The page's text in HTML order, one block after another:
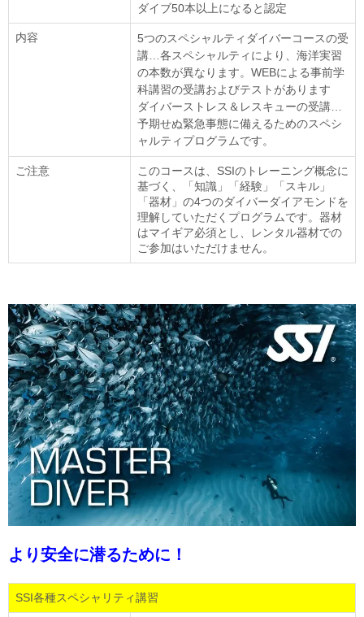
ダイブ50本以上になると認定
内容
5つのスペシャルティダイバーコースの受
講…各スペシャルティにより、海洋実習
の本数が異なります。WEBによる事前学
科講習の受講およびテストがあります
ダイバーストレス＆レスキューの受講…
予期せぬ緊急事態に備えるためのスペシ
ャルティプログラムです。
ご注意
このコースは、SSIのトレーニング概念に
基づく、「知識」「経験」「スキル」
「器材」の4つのダイバーダイアモンドを
理解していただくプログラムです。器材
はマイギア必須とし、レンタル器材での
ご参加はいただけません。
より安全に潜るために！
SSI各種スペシャリティ講習